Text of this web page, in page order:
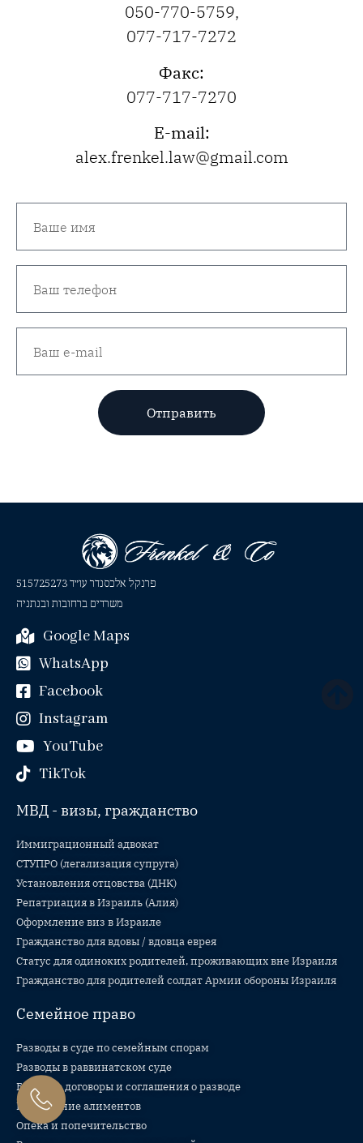
050-770-5759,
077-717-7272
Факс:
077-717-7270
E-mail:
alex.frenkel.law@gmail.com
Отправить
פרנקל אלכסנדר עו״ד 515725273
משרדים ברחובות ובנתניה
Google Maps
WhatsApp
Facebook
Instagram
YouTube
TikTok
МВД - визы, гражданство
Иммиграционный адвокат
СТУПРО (легализация супруга)
Установления отцовства (ДНК)
Репатриация в Израиль (Алия)
Оформление виз в Израиле
Гражданство для вдовы / вдовца еврея
Статус для одиноких родителей, проживающих вне Израиля
Гражданство для родителей солдат Армии обороны Израиля
Семейное право
Разводы в суде по семейным спорам
Разводы в раввинатском суде
Брачные договоры и соглашения о разводе
Назначение алиментов
Опека и попечительство